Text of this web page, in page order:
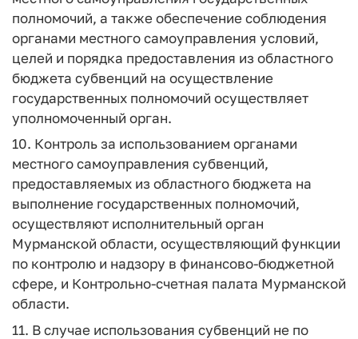
полномочий, а также обеспечение соблюдения
органами местного самоуправления условий,
целей и порядка предоставления из областного
бюджета субвенций на осуществление
государственных полномочий осуществляет
уполномоченный орган.
10. Контроль за использованием органами
местного самоуправления субвенций,
предоставляемых из областного бюджета на
выполнение государственных полномочий,
осуществляют исполнительный орган
Мурманской области, осуществляющий функции
по контролю и надзору в финансово-бюджетной
сфере, и Контрольно-счетная палата Мурманской
области.
11. В случае использования субвенций не по